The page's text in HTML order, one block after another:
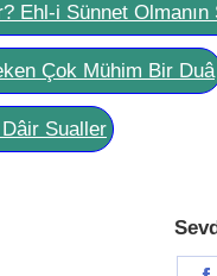
Ehl-i Sünnet Olmanın
Çok Mühim Bir Duâ
Sualler